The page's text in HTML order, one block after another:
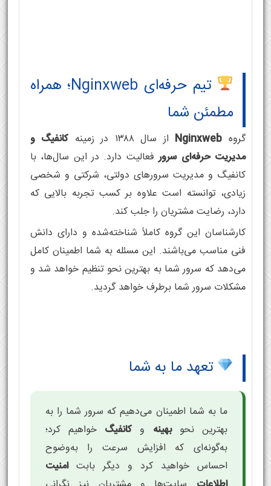
تیم حرفه‌ای Nginxweb؛ همراه
مطمئن شما
گروه Nginxweb از سال ۱۳۸۸ در زمینه
کانفیگ و
مدیریت حرفه‌ای سرورفعالیت دارد. در این سال‌ها، با
کانفیگ و مدیریت سرورهای دولتی، شرکتی و شخصی
زیادی، توانسته است علاوه بر کسب تجربه بالایی که
دارد، رضایت مشتریان را جلب کند.
کارشناسان این گروه کاملاً شناخته‌شده و دارای دانش
فنی مناسب می‌باشند. این مسئله به شما اطمینان کامل
می‌دهد که سرور شما به بهترین نحو تنظیم خواهد شد و
مشکلات سرور شما برطرف خواهد گردید.
تعهد ما به شما
ما به شما اطمینان می‌دهیم که سرور شما را به
بهترین نحوبهینه و کانفیگ خواهیم کرد؛
به‌گونه‌ای که افزایش سرعت را به‌وضوح
احساس خواهید کرد و دیگر بابتامنیت